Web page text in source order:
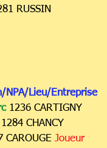
RUSSIN
NPA/Lieu/Entreprise
1236 CARTIGNY
1284 CHANCY
CAROUGE Joueur